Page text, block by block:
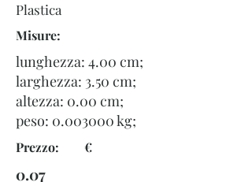
Plastica
Misure:
lunghezza: 4.00 cm;
larghezza: 3.50 cm;
altezza: 0.00 cm;
peso: 0.003000kg;
Prezzo: €
0.07